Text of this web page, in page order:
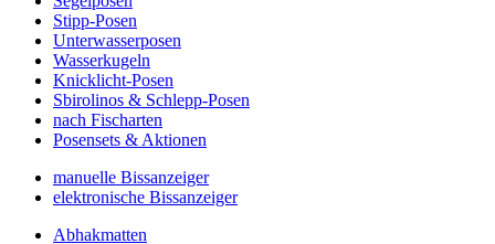
Stipp-Posen
Unterwasserposen
Wasserkugeln
Knicklicht-Posen
Sbirolinos & Schlepp-Posen
nach Fischarten
Posensets & Aktionen
manuelle Bissanzeiger
elektronische Bissanzeiger
Abhakmatten